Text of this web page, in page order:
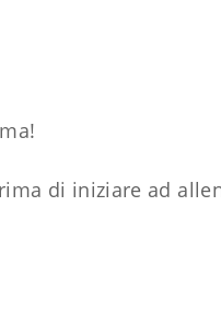
di iniziare ad